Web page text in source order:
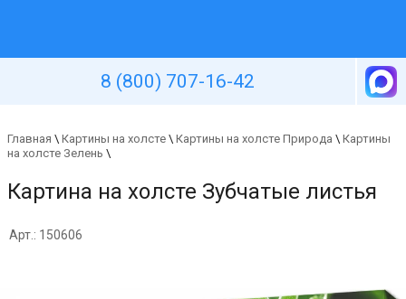
8 (800) 707-16-42
Главная \ Картины на холсте \ Картины на холсте Природа \ Картины
на холсте Зелень \
Картина на холсте Зубчатые листья
Арт.: 150606